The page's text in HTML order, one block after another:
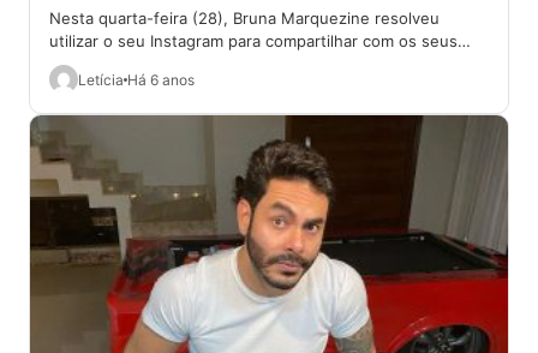
Nesta quarta-feira (28), Bruna Marquezine resolveu
utilizar o seu Instagram para compartilhar com os seus
seguidores um fato mais do que inusitado....
Letícia Há 6 anos